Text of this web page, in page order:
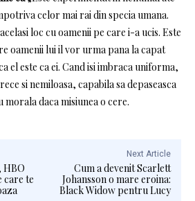
celor mai rai din specia umana.
loc cu oamenii pe care i-a ucis. Este
oamenii lui il vor urma pana la capat
el este ca ei. Cand isi imbraca uniforma,
si nemiloasa, capabila sa depaseasca
morala daca misiunea o cere.
HBO
care te
Next Article
Cum a devenit Scarlett
Johansson o mare eroina:
Black Widow pentru Lucy